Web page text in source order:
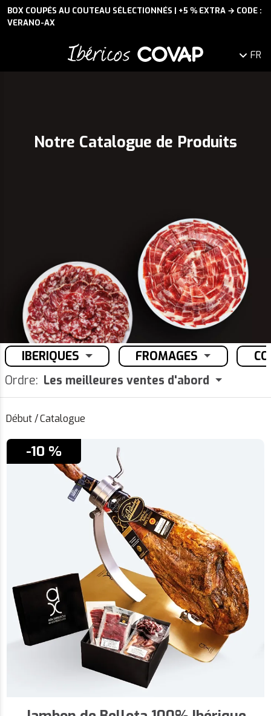
BOX COUPÉS AU COUTEAU SÉLECTIONNÉS | +5 % EXTRA → CODE :
VERANO-AX
FR
Notre Catalogue de Produits
IBERIQUES FROMAGES
Ordre: Les meilleures ventes d'abord
Début/Catalogue
-10 %